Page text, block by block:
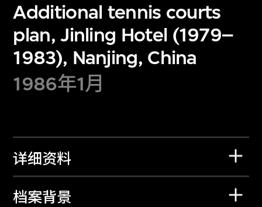
Additional tennis courts
plan, Jinling Hotel (1979–
1983), Nanjing, China
1986年1月
详细资料
档案背景